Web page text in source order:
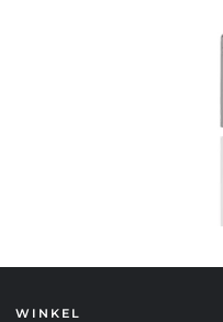
WINKEL